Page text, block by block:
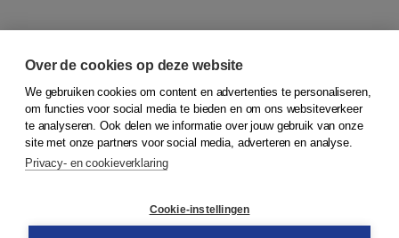
© 2026Koninklijke Boom uitgevers
Bestellen
Over de cookies op deze website
We gebruiken cookies om content en advertenties te personaliseren,
om functies voor social media te bieden en om ons websiteverkeer
te analyseren. Ook delen we informatie over jouw gebruik van onze
site met onze partners voor social media, adverteren en analyse.
Privacy- en cookieverklaring
Cookie-instellingen